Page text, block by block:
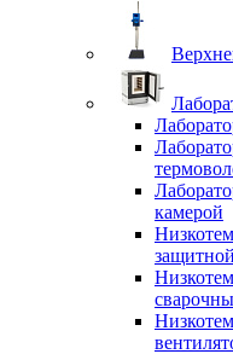
камерой